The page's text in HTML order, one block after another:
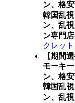
ン、格
韓国乱
ン、乱
ン専門
クレッ
【期間
モーキ
ン、格
韓国乱
ン、乱